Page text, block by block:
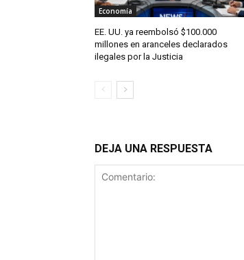
Economía
EE. UU. ya reembolsó $100.000
millones en aranceles declarados
ilegales por la Justicia
DEJA UNA RESPUESTA